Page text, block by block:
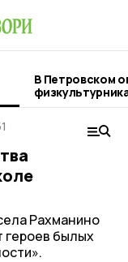
В Петровском
Рахманино
героев былых